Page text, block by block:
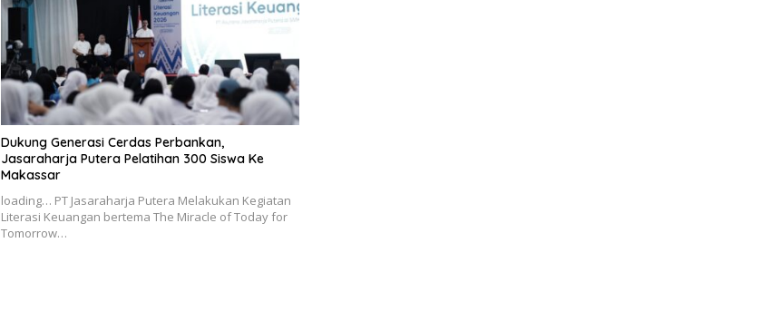
Dukung Generasi Cerdas Perbankan,
Jasaraharja Putera Pelatihan 300 Siswa Ke
Makassar
loading… PT Jasaraharja Putera Melakukan Kegiatan
Literasi Keuangan bertema The Miracle of Today for
Tomorrow…